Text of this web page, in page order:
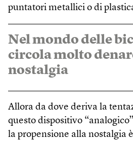
puntatori metallici o di
Nel mondo delle
circola molto
nostalgia
Allora da dove deriva la
questo dispositivo
la propensione alla nostalgia